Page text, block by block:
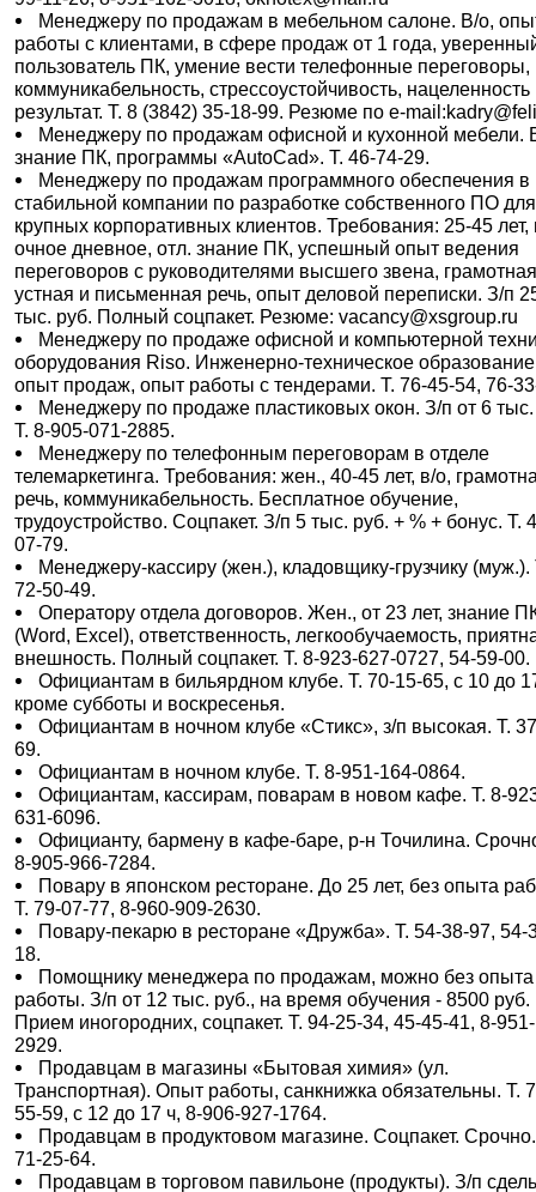
Менеджеру по продажам в мебельном салоне. В/о,
работы с клиентами, в сфере продаж от 1 года,
пользователь ПК, умение вести телефонные переговоры,
коммуникабельность, стрессоустойчивость, нацеленность
результат. Т. 8 (3842) 35-18-99. Резюме по e-
Менеджеру по продажам офисной и кухонной мебели.
знание ПК, программы «AutoCad». Т. 46-74-29.
Менеджеру по продажам программного обеспечения в
стабильной компании по разработке собственного ПО для
крупных корпоративных клиентов. Требования: 25-45 лет,
очное дневное, отл. знание ПК, успешный опыт ведения
переговоров с руководителями высшего звена,
устная и письменная речь, опыт деловой переписки. З/п
тыс. руб. Полный соцпакет. Резюме: vacancy@xsgroup.ru
Менеджеру по продаже офисной и компьютерной
оборудования Riso. Инженерно-техническое
опыт продаж, опыт работы с тендерами. Т. 76-45-54, 76-
Менеджеру по продаже пластиковых окон. З/п от 6
Т. 8-905-071-2885.
Менеджеру по телефонным переговорам в отделе
телемаркетинга. Требования: жен., 40-45 лет, в/о,
речь, коммуникабельность. Бесплатное обучение,
трудоустройство. Соцпакет. З/п 5 тыс. руб. + % + бонус. Т.
07-79.
Менеджеру-кассиру (жен.), кладовщику-грузчику (муж.).
72-50-49.
Оператору отдела договоров. Жен., от 23 лет, знание
(Word, Excel), ответственность, легкообучаемость,
внешность. Полный соцпакет. Т. 8-923-627-0727, 54-59-00.
Официантам в бильярдном клубе. Т. 70-15-65, с 10 до
кроме субботы и воскресенья.
Официантам в ночном клубе «Стикс», з/п высокая. Т.
69.
Официантам в ночном клубе. Т. 8-951-164-0864.
Официантам, кассирам, поварам в новом кафе. Т. 8-
631-6096.
Официанту, бармену в кафе-баре, р-н Точилина.
8-905-966-7284.
Повару в японском ресторане. До 25 лет, без опыта
Т. 79-07-77, 8-960-909-2630.
Повару-пекарю в ресторане «Дружба». Т. 54-38-97, 54-
18.
Помощнику менеджера по продажам, можно без опыта
работы. З/п от 12 тыс. руб., на время обучения - 8500 руб.
Прием иногородних, соцпакет. Т. 94-25-34, 45-45-41, 8-
2929.
Продавцам в магазины «Бытовая химия» (ул.
Транспортная). Опыт работы, санкнижка обязательны. Т.
55-59, с 12 до 17 ч, 8-906-927-1764.
Продавцам в продуктовом магазине. Соцпакет.
71-25-64.
Продавцам в торговом павильоне (продукты). З/п